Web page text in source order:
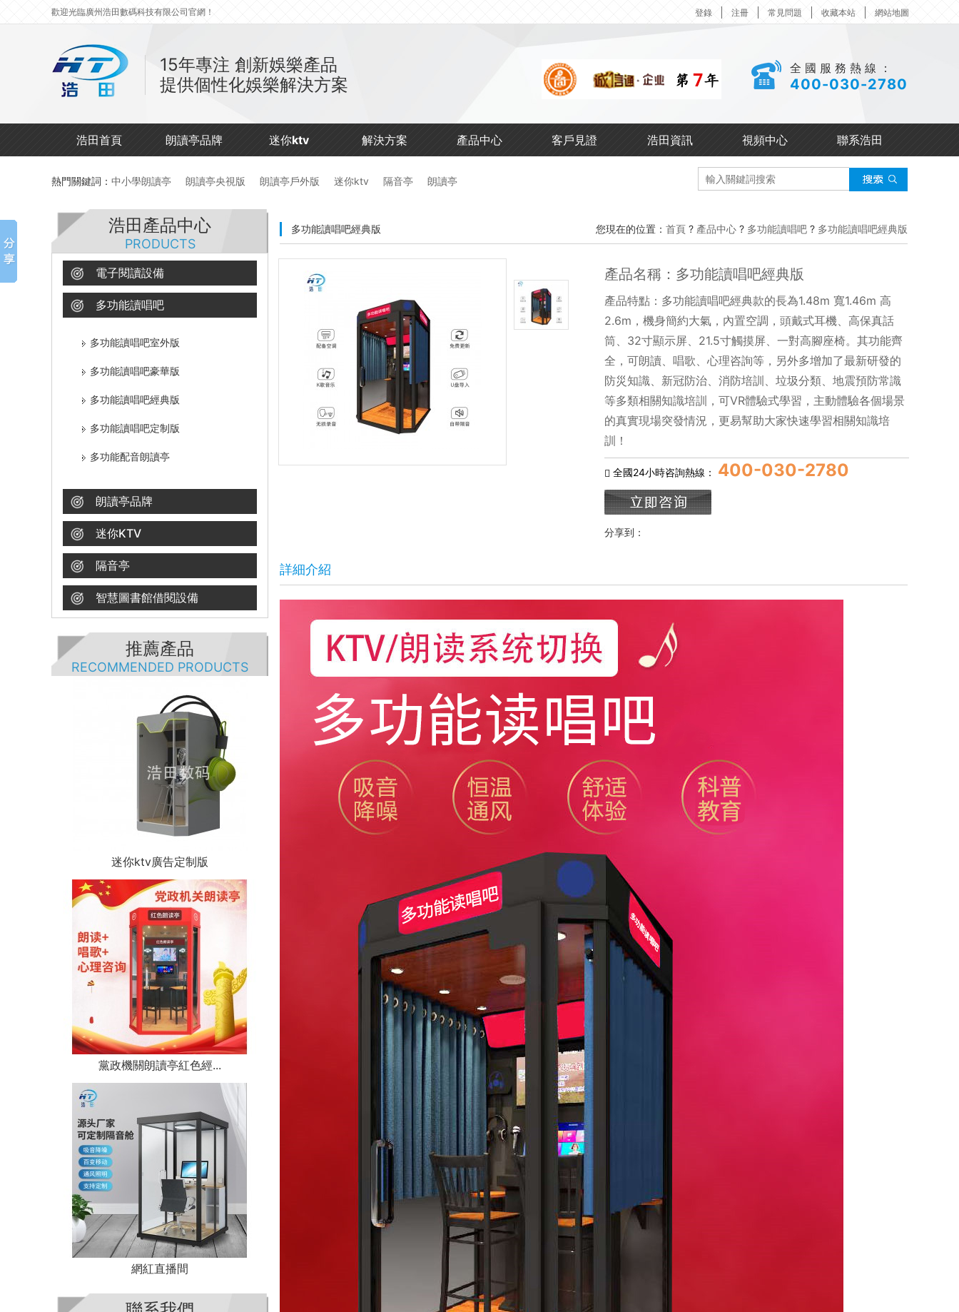
歡迎光臨廣州浩田數碼科技有限公司官網！ 登錄 注冊 常見問題 收藏本站 網站地圖
15年專注 創新娛樂產品
提供個性化娛樂解決方案
全國服務熱線：
400-030-2780
浩田首頁 朗讀亭品牌 迷你ktv 解決方案 產品中心 客戶見證 浩田資訊 視頻中心 聯系浩田
熱門關鍵詞： 中小學朗讀亭 朗讀亭央視版 朗讀亭戶外版 迷你ktv 隔音亭 朗讀亭
浩田產品中心
PRODUCTS
電子閱讀設備
多功能讀唱吧
多功能讀唱吧室外版
多功能讀唱吧豪華版
多功能讀唱吧經典版
多功能讀唱吧定制版
多功能配音朗讀亭
朗讀亭品牌
迷你KTV
隔音亭
智慧圖書館借閱設備
推薦產品
RECOMMENDED PRODUCTS
迷你ktv廣告定制版
黨政機關朗讀亭紅色經...
網紅直播間
多功能讀唱吧經典版 您現在的位置： 首頁 ? 產品中心 ? 多功能讀唱吧 ? 多功能讀唱吧經典版
產品名稱：多功能讀唱吧經典版
產品特點：多功能讀唱吧經典款的長為1.48m 寬1.46m 高
2.6m，機身簡約大氣，內置空調，頭戴式耳機、高保真話
筒、32寸顯示屏、21.5寸觸摸屏、一對高腳座椅。其功能齊
全，可朗讀、唱歌、心理咨詢等，另外多增加了最新研發的
防災知識、新冠防治、消防培訓、垃圾分類、地震預防常識
等多類相關知識培訓，可VR體驗式學習，主動體驗各個場景
的真實現場突發情況，更易幫助大家快速學習相關知識培
訓！
全國24小時咨詢熱線： 400-030-2780
分享到：
詳細介紹